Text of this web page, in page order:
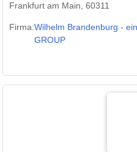
Frankfurt am Main, 60311
Firma:Wilhelm Brandenburg -
GROUP